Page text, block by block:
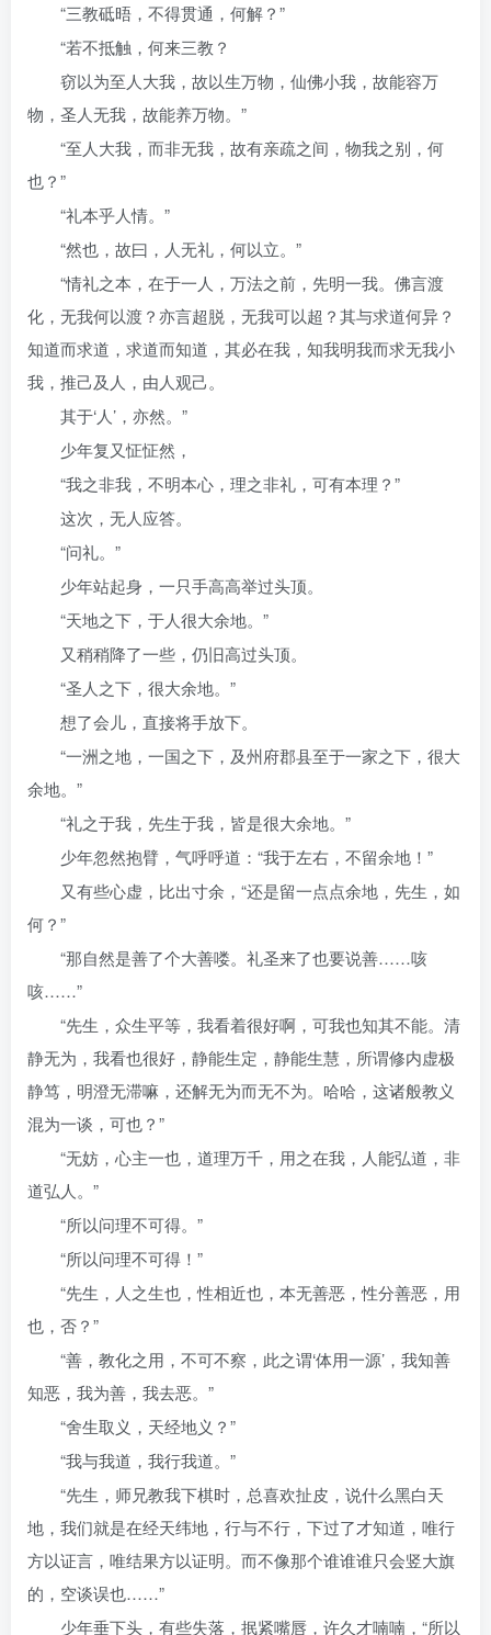
“三教砥晤，不得贯通，何解？”
“若不抵触，何来三教？
窃以为至人大我，故以生万物，仙佛小我，故能容万
物，圣人无我，故能养万物。”
“至人大我，而非无我，故有亲疏之间，物我之别，何
也？”
“礼本乎人情。”
“然也，故曰，人无礼，何以立。”
“情礼之本，在于一人，万法之前，先明一我。佛言渡
化，无我何以渡？亦言超脱，无我可以超？其与求道何异？
知道而求道，求道而知道，其必在我，知我明我而求无我小
我，推己及人，由人观己。
其于‘人’，亦然。”
少年复又怔怔然，
“我之非我，不明本心，理之非礼，可有本理？”
这次，无人应答。
“问礼。”
少年站起身，一只手高高举过头顶。
“天地之下，于人很大余地。”
又稍稍降了一些，仍旧高过头顶。
“圣人之下，很大余地。”
想了会儿，直接将手放下。
“一洲之地，一国之下，及州府郡县至于一家之下，很大
余地。”
“礼之于我，先生于我，皆是很大余地。”
少年忽然抱臂，气呼呼道：“我于左右，不留余地！”
又有些心虚，比出寸余，“还是留一点点余地，先生，如
何？”
“那自然是善了个大善喽。礼圣来了也要说善……咳
咳……”
“先生，众生平等，我看着很好啊，可我也知其不能。清
静无为，我看也很好，静能生定，静能生慧，所谓修内虚极
静笃，明澄无滞嘛，还解无为而无不为。哈哈，这诸般教义
混为一谈，可也？”
“无妨，心主一也，道理万千，用之在我，人能弘道，非
道弘人。”
“所以问理不可得。”
“所以问理不可得！”
“先生，人之生也，性相近也，本无善恶，性分善恶，用
也，否？”
“善，教化之用，不可不察，此之谓‘体用一源’，我知善
知恶，我为善，我去恶。”
“舍生取义，天经地义？”
“我与我道，我行我道。”
“先生，师兄教我下棋时，总喜欢扯皮，说什么黑白天
地，我们就是在经天纬地，行与不行，下过了才知道，唯行
方以证言，唯结果方以证明。而不像那个谁谁谁只会竖大旗
的，空谈误也……”
少年垂下头，有些失落，抿紧嘴唇，许久才喃喃，“所以